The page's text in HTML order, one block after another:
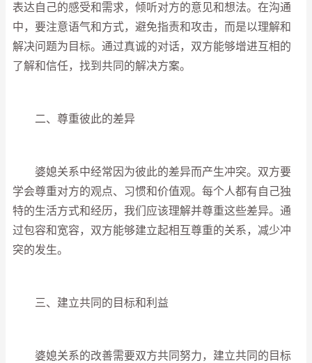
表达自己的感受和需求，倾听对方的意见和想法。在沟通
中，要注意语气和方式，避免指责和攻击，而是以理解和
解决问题为目标。通过真诚的对话，双方能够增进互相的
了解和信任，找到共同的解决方案。
二、尊重彼此的差异
婆媳关系中经常因为彼此的差异而产生冲突。双方要
学会尊重对方的观点、习惯和价值观。每个人都有自己独
特的生活方式和经历，我们应该理解并尊重这些差异。通
过包容和宽容，双方能够建立起相互尊重的关系，减少冲
突的发生。
三、建立共同的目标和利益
婆媳关系的改善需要双方共同努力，建立共同的目标